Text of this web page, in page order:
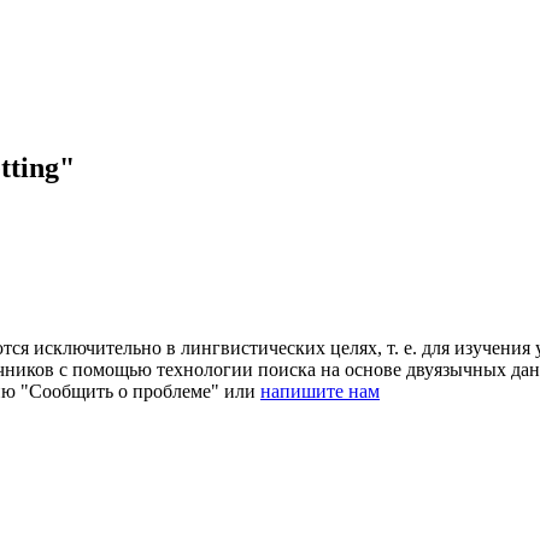
исключительно в лингвистических целях, т. е. для
с помощью технологии поиска на основе двуязычных
"Сообщить о проблеме" или напишите нам